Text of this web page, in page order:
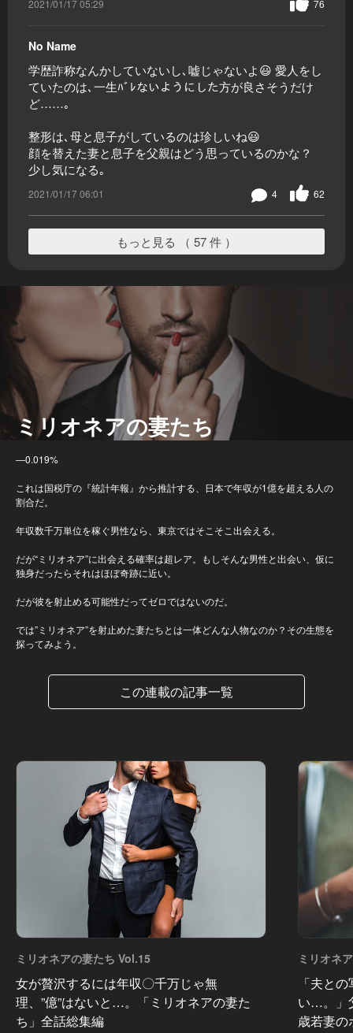
2021/01/17 05:29 76
No Name
学歴詐称なんかしていないし､嘘じゃないよ😃 愛人をし
ていたのは､一生ﾊﾞﾚないようにした方が良さそうだけ
ど……｡
整形は､母と息子がしているのは珍しいね😃
顔を替えた妻と息子を父親はどう思っているのかな？
少し気になる｡
2021/01/17 06:01 62
4
もっと見る （ 57 件 ）
ミリオネアの妻たち
―0.019%
これは国税庁の『統計年報』から推計する、日本で年収が1億を超える人の
割合だ。
年収数千万単位を稼ぐ男性なら、東京ではそこそこ出会える。
だが“ミリオネア”に出会える確率は超レア。もしそんな男性と出会い、仮に
独身だったらそれはほぼ奇跡に近い。
だが彼を射止める可能性だってゼロではないのだ。
では”ミリオネア”を射止めた妻たちとは一体どんな人物なのか？その生態を
探ってみよう。
この連載の記事一覧
ミリオネアの妻たち Vol.15
女が贅沢するには年収〇千万じゃ無
理、”億”はないと…。「ミリオネアの妻た
ち」全話総集編
ミリオネ
「夫と
い…。」
歳若妻の